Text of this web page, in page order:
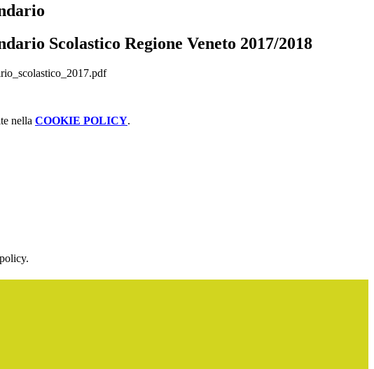
Scolastico Regione Veneto 2017/2018
nella COOKIE POLICY.